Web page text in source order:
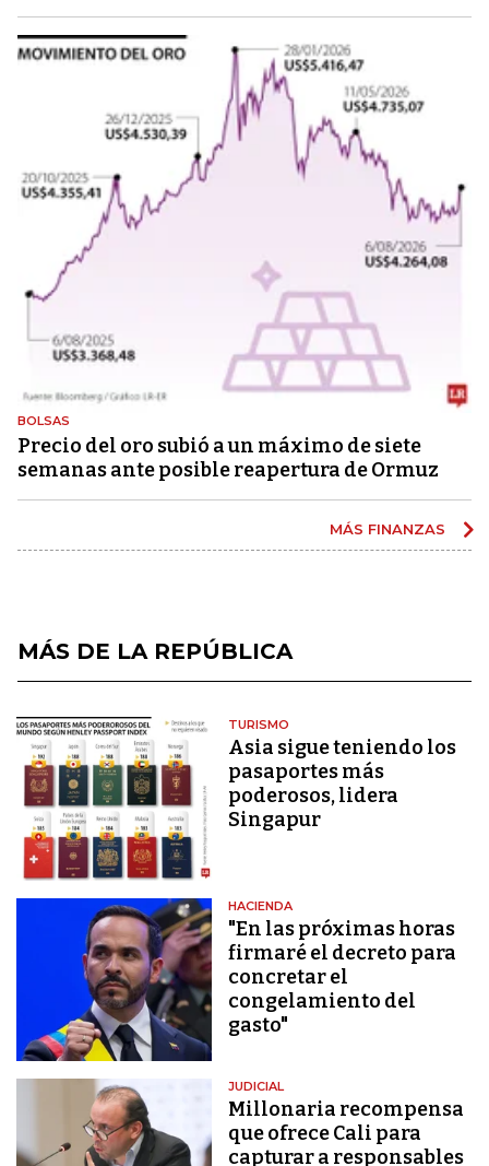
BOLSAS
Precio del oro subió a un máximo de siete
semanas ante posible reapertura de Ormuz
MÁS FINANZAS
MÁS DE LA REPÚBLICA
TURISMO
Asia sigue teniendo los
pasaportes más
poderosos, lidera
Singapur
HACIENDA
"En las próximas horas
firmaré el decreto para
concretar el
congelamiento del
gasto"
JUDICIAL
Millonaria recompensa
que ofrece Cali para
capturar a responsables